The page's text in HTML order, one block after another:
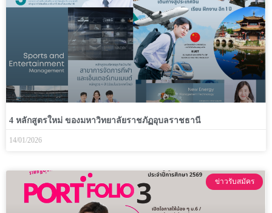
4 หลักสูตรใหม่ ของมหาวิทยาลัยราชภัฏอุบลราชธานี
14/01/2026
ข่าวรับสมัคร